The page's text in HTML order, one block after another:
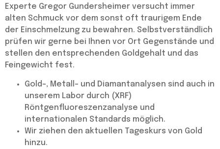
Experte Gregor Gundersheimer versucht immer
alten Schmuck vor dem sonst oft traurigem Ende
der Einschmelzung zu bewahren. Selbstverständlich
prüfen wir gerne bei Ihnen vor Ort Gegenstände und
stellen den entsprechenden Goldgehalt und das
Feingewicht fest.
Gold-, Metall- und Diamantanalysen sind auch in
unserem Labor durch (XRF)
Röntgenfluoreszenzanalyse und
internationalen Standards möglich.
Wir ziehen den aktuellen Tageskurs von Gold
hinzu.